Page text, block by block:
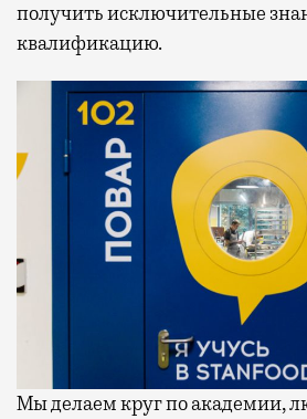
получить исключительные
квалификацию.
Мы делаем круг по академии,